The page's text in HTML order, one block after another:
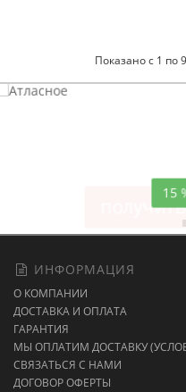
Показано с 1 по
15
ИНФОРМАЦИЯ
О КОМПАНИИ
ДОСТАВКА И ОПЛАТА
ГАРАНТИЯ
МЫ ОПЛАТИМ ДОСТАВКУ
СВЯЗАТЬСЯ С НАМИ
ДОГОВОР ОФЕРТЫ